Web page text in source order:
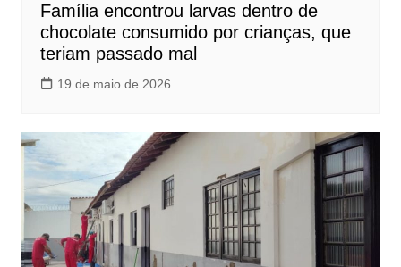
Família encontrou larvas dentro de
chocolate consumido por crianças, que
teriam passado mal
19 de maio de 2026